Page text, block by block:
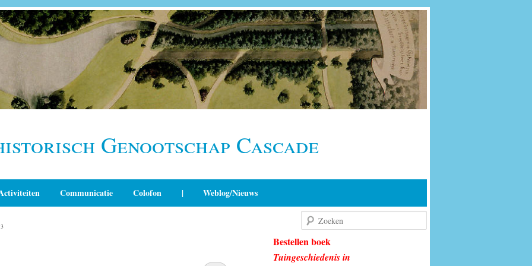
Genootschap Cascade
Communicatie Colofon | Weblog/Nieuws
Bestellen boek
Tuingeschiedenis in